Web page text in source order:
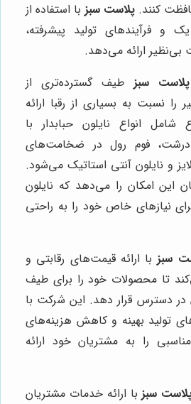
کنند. پلاست سبز با استفاده از
و فرآیندهای تولید پیشرفته،
بی‌نظیر ارائه می‌دهد.
پلاست سبز طیف گسترده‌تری از
را نسبت به بسیاری از رقبا ارائه
انواع نایلون حبابدار با
فوم رول در ضخامت‌های
و نایلون آنتی استاتیک می‌شود.
این امکان را می‌دهد که نایلون
نیازهای خاص خود را به راحتی
سبزبا ارائه قیمت‌های رقابتی و
تا محصولات خود را برای طیف
در دسترس قرار دهد. این شرکت با
تولید بهینه و کاهش هزینه‌های
را به مشتریان خود ارائه
سبزبا ارائه خدمات مشتریان